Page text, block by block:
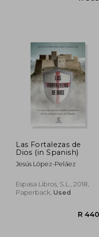
Las Fortalezas de
Dios (in Spanish)
Jesús López-Peláez
Espasa Libros, S.L., 2018,
Paperback, Used